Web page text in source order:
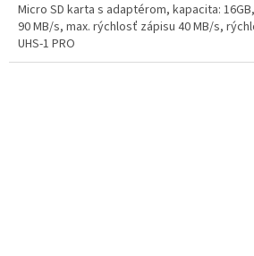
Micro SD karta s adaptérom, kapacita:
90 MB/s, max. rýchlosť zápisu 40 MB/s,
UHS-1 PRO